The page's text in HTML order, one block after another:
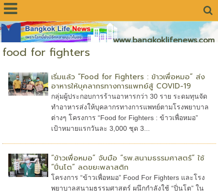
www.bangkoklifenews.com
food for fighters
เริ่มแล้ว “Food for Fighters : ข้าวเพื่อหมอ” ส่ง
อาหารให้บุคลากรทางการแพทย์สู้ COVID-19
กลุ่มผู้ประกอบการร้านอาหารกว่า 30 ราย ระดมทุนจัด
ทำอาหารส่งให้บุคลากรทางการแพทย์ตามโรงพยาบาล
ต่างๆ โครงการ “Food for Fighters : ข้าวเพื่อหมอ”
เป้าหมายแรกวันละ 3,000 ชุด 3...
“ข้าวเพื่อหมอ” จับมือ “รพ.สนามธรรมศาสตร์” ใช้
“ปิ่นโต” ลดขยะพลาสติก
โครงการ “ข้าวเพื่อหมอ” Food For Fighters และโรง
พยาบาลสนามธรรมศาสตร์ ผนึกกำลังใช้ “ปิ่นโต” ใน